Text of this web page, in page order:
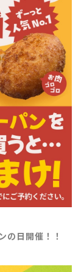
の日開催！！